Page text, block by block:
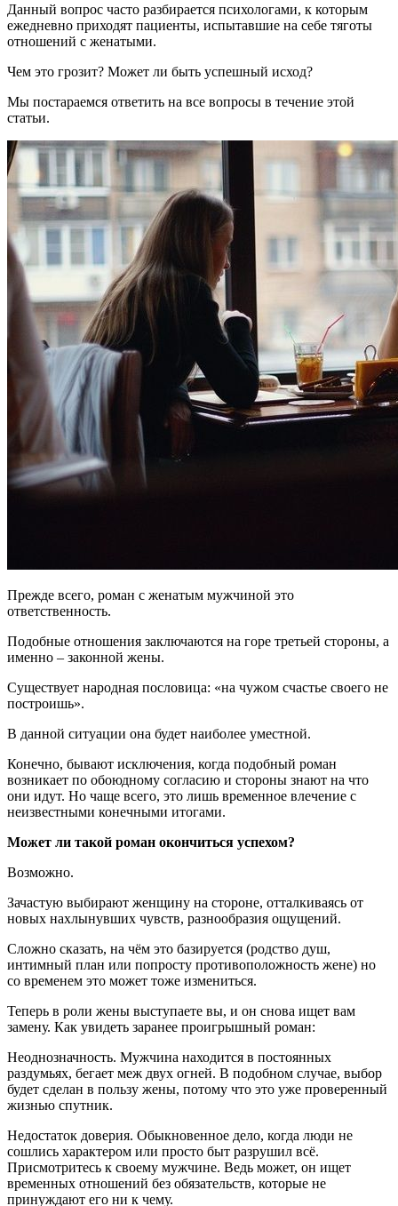
Данный вопрос часто разбирается психологами, к которым
ежедневно приходят пациенты, испытавшие на себе тяготы
отношений с женатыми.
Чем это грозит? Может ли быть успешный исход?
Мы постараемся ответить на все вопросы в течение этой
статьи.
Прежде всего, роман с женатым мужчиной это
ответственность.
Подобные отношения заключаются на горе третьей стороны, а
именно – законной жены.
Существует народная пословица: «на чужом счастье своего не
построишь».
В данной ситуации она будет наиболее уместной.
Конечно, бывают исключения, когда подобный роман
возникает по обоюдному согласию и стороны знают на что
они идут. Но чаще всего, это лишь временное влечение с
неизвестными конечными итогами.
Может ли такой роман окончиться успехом?
Возможно.
Зачастую выбирают женщину на стороне, отталкиваясь от
новых нахлынувших чувств, разнообразия ощущений.
Сложно сказать, на чём это базируется (родство душ,
интимный план или попросту противоположность жене) но
со временем это может тоже измениться.
Теперь в роли жены выступаете вы, и он снова ищет вам
замену. Как увидеть заранее проигрышный роман:
Неоднозначность. Мужчина находится в постоянных
раздумьях, бегает меж двух огней. В подобном случае, выбор
будет сделан в пользу жены, потому что это уже проверенный
жизнью спутник.
Недостаток доверия. Обыкновенное дело, когда люди не
сошлись характером или просто быт разрушил всё.
Присмотритесь к своему мужчине. Ведь может, он ищет
временных отношений без обязательств, которые не
принуждают его ни к чему.